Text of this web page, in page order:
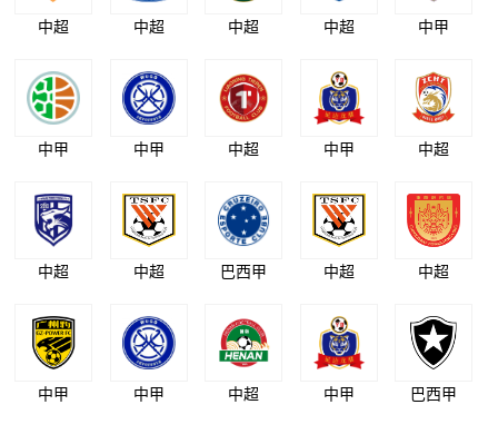
中超 中超 中超 中超 中甲
中甲 中甲 中超 中甲 中超
中超 中超 巴西甲 中超 中超
中甲 中甲 中超 中甲 巴西甲